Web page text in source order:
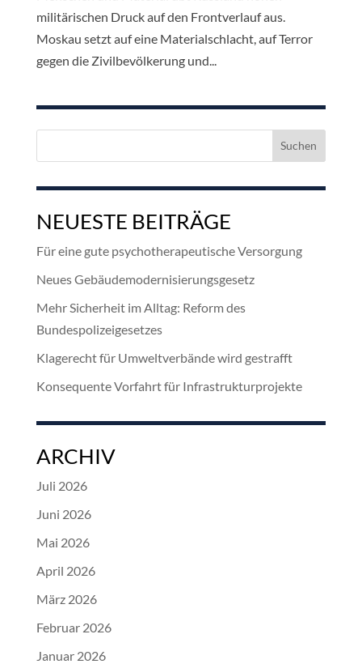
militärischen Druck auf den Frontverlauf aus.
Moskau setzt auf eine Materialschlacht, auf Terror
gegen die Zivilbevölkerung und...
Suchen
NEUESTE BEITRÄGE
Für eine gute psychotherapeutische Versorgung
Neues Gebäudemodernisierungsgesetz
Mehr Sicherheit im Alltag: Reform des
Bundespolizeigesetzes
Klagerecht für Umweltverbände wird gestrafft
Konsequente Vorfahrt für Infrastrukturprojekte
ARCHIV
Juli 2026
Juni 2026
Mai 2026
April 2026
März 2026
Februar 2026
Januar 2026